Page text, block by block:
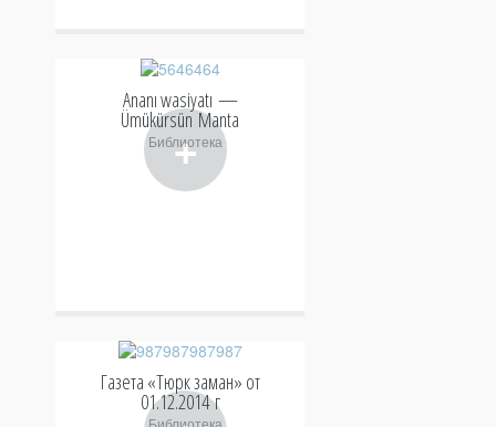
+
Ananı wasiyatı —
Ümükürsün Manta
Библиотека
Газета «Тюрк заман» от
01.12.2014 г